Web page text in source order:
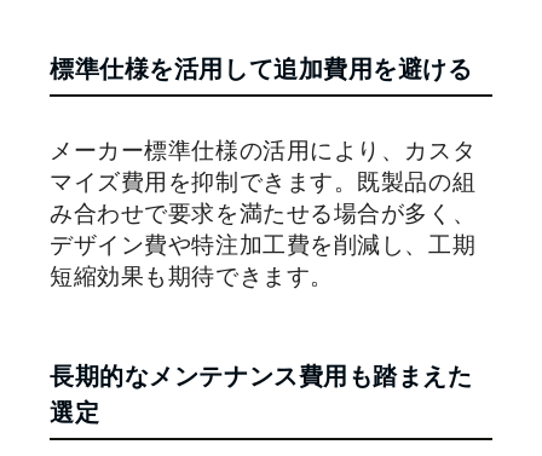
標準仕様を活用して追加費用を避ける
メーカー標準仕様の活用により、カスタ
マイズ費用を抑制できます。既製品の組
み合わせで要求を満たせる場合が多く、
デザイン費や特注加工費を削減し、工期
短縮効果も期待できます。
長期的なメンテナンス費用も踏まえた
選定